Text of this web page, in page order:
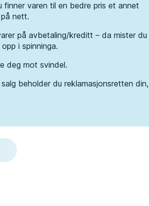
varen til en bedre pris et annet
nett.
på avbetaling/kreditt – da mister du
i spinninga.
deg mot svindel.
beholder du reklamasjonsretten din,